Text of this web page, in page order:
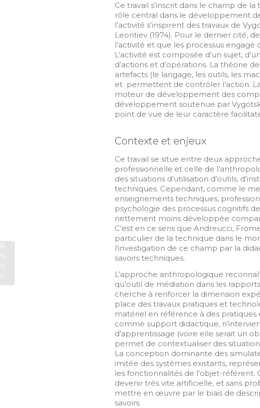
Ce travail s’inscrit dans le champ de
rôle central dans le développement
l’activité s’inspirent des travaux de
Leontiev (1974). Pour le dernier cité,
l’activité et que les processus engagé
L’activité est composée d’un sujet,
d’actions et d’opérations. La théorie
artefacts (le langage, les outils, les
et permettent de contrôler l’action.
moteur de développement des
développement soutenue par
point de vue de leur caractère
Contexte et enjeux
Ce travail se situe entre deux
professionnelle et celle de
des situations d’utilisation d’outils,
techniques. Cependant, comme le
enseignements techniques,
psychologie des processus cognitifs
nettement moins développée
C’est en ce sens que Andreucci,
particulier de la technique dans le
l’investigation de ce champ par la
savoirs techniques.
L’approche anthropologique
qu’outil de médiation dans les
cherche à renforcer la dimension
place des travaux pratiques et
matériel en référence à des pratiques
comme support didactique,
d’apprentissage (voire elle serait un
permet de contextualiser des
La conception dominante des
imitée des systèmes existants,
les fonctionnalités de l’objet-référent.
devenir très vite artificielle, et sans
mettre en œuvre par le biais de
savoirs.